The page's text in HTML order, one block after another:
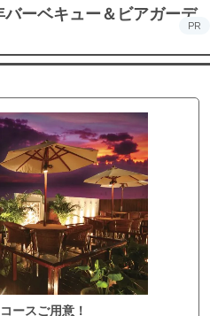
ーベキュー＆ビアガーデ
PR
ースご用意！